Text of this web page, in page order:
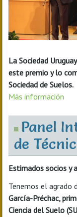
La Sociedad
este premio y lo
Sociedad de Suelos.
Más información
Panel
de
Estimados socios y
Tenemos el agrado
García-Préchac,
Ciencia del Suelo